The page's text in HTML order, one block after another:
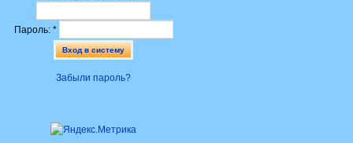
Пароль: *
Забыли пароль?